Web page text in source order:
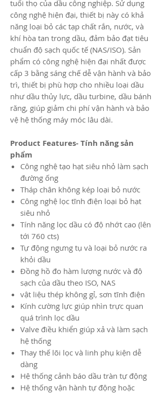
tuổi thọ của dầu công nghiệp. Sử dụng
công nghệ hiện đại, thiết bị này có khả
năng loại bỏ các tạp chất rắn, nước, và
khí hòa tan trong dầu, đảm bảo đạt tiêu
chuẩn độ sạch quốc tế (NAS/ISO). Sản
phẩm có công nghệ hiện đại nhất được
cấp 3 bằng sáng chế dễ vận hành và bảo
trì, thiết bị phù hợp cho nhiều loại dầu
như dầu thủy lực, dầu turbine, dầu bánh
răng, giúp giảm chi phí vận hành và bảo
vệ hệ thống máy móc lâu dài.
Product Features- Tính năng sản
phẩm
Công nghệ tạo hạt siêu nhỏ làm sạch
đường ống
Tháp chân không kép loại bỏ nước
Công nghệ lọc tĩnh điện loại bỏ hạt
siêu nhỏ
Tính năng lọc dầu có độ nhớt cao (lên
tới 760 cts)
Tự động ngưng tụ và loại bỏ nước ra
khỏi dầu​
Đồng hồ đo hàm lượng nước và độ
sạch của dầu theo ISO, NAS​
vật liệu thép không gỉ, sơn tĩnh điện
Kính cường lực giúp nhìn trực quan
quá trình lọc dầu
Valve điều khiển giúp xả và làm sạch
hệ thống
Thay thế lõi lọc và linh phụ kiện dễ
dàng
Hệ thống cảnh báo dầu tràn tự động
​Hệ thống vận hành tự động hoặc